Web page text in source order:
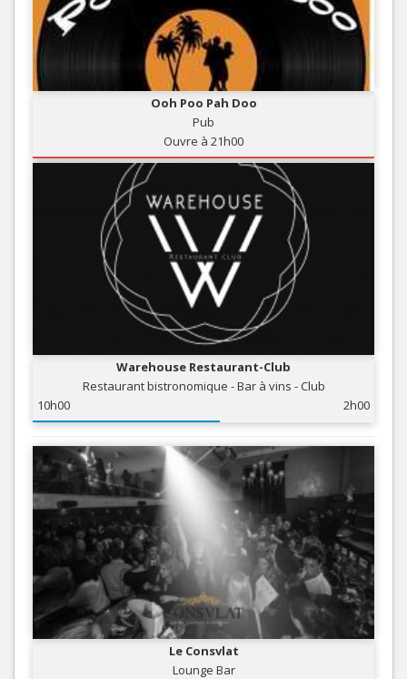
Ooh Poo Pah Doo
Pub
Ouvre à 21h00
Warehouse Restaurant-Club
Restaurant bistronomique - Bar à vins - Club
10h00
2h00
Le Consvlat
Lounge Bar